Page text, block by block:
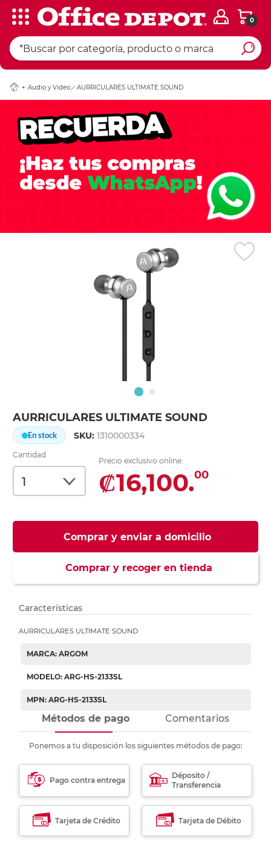
0
Audio y Video AURRICULARES ULTIMATE SOUND
AURRICULARES ULTIMATE SOUND
En stock SKU:1310000334
Cantidad
Precio exclusivo online:
₡16,100.00
Comprar y enviar a domicilio
Comprar y recoger en tienda
Ingresar Codigo
Características
AURRICULARES ULTIMATE SOUND
MARCA: ARGOM
MODELO: ARG-HS-2133SL
MPN: ARG-HS-2133SL
Métodos de pago Comentarios
Ponemos a tu disposición los siguientes métodos de pago:
Pago contra entrega
Déposito /
Transferencia
Tarjeta de Crédito Tarjeta de Débito